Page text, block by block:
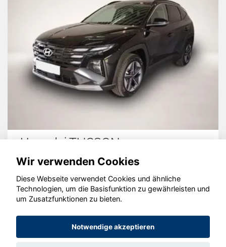
Hyundai TUCSON
© konjunkturmotor.de GmbH 2020 - 2026
Wir verwenden Cookies
Diese Webseite verwendet Cookies und ähnliche
Technologien, um die Basisfunktion zu gewährleisten und
um Zusatzfunktionen zu bieten.
Notwendige akzeptieren